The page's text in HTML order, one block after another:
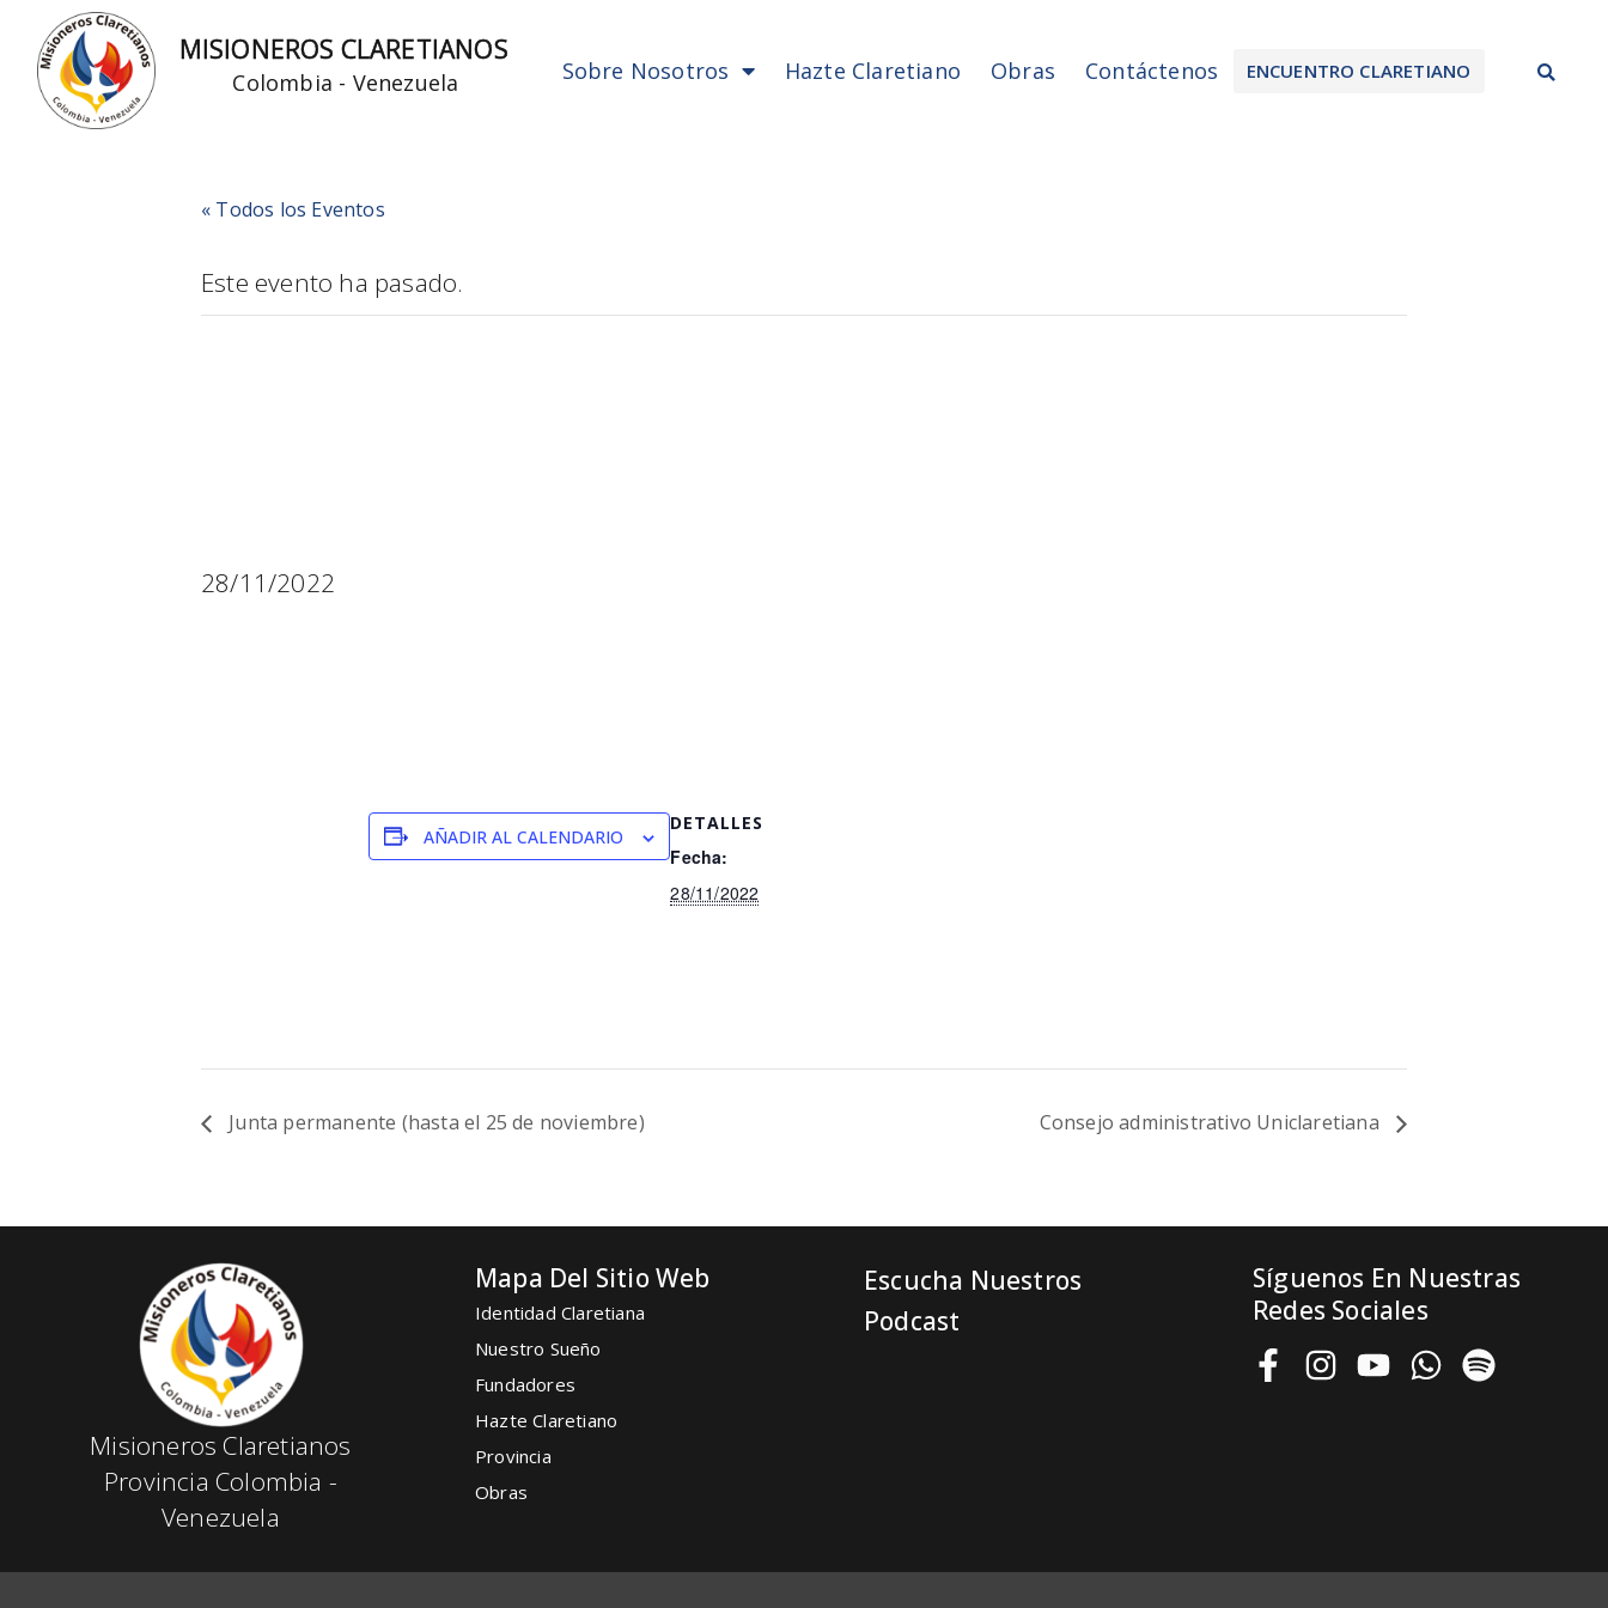
contenido
MISIONEROS CLARETIANOS
Colombia - Venezuela Sobre Nosotros Hazte Claretiano Obras Contáctenos ENCUENTRO CLARETIANO
« Todos los Eventos
Este evento ha pasado.
28/11/2022
AÑADIR AL CALENDARIO
DETALLES
Fecha:
28/11/2022
Junta permanente (hasta el 25 de noviembre) Consejo administrativo Uniclaretiana
Misioneros Claretianos
Provincia Colombia -
Venezuela
Mapa Del Sitio Web
Identidad Claretiana
Nuestro Sueño
Fundadores
Hazte Claretiano
Provincia
Obras
Escucha Nuestros
Podcast
Síguenos En Nuestras
Redes Sociales